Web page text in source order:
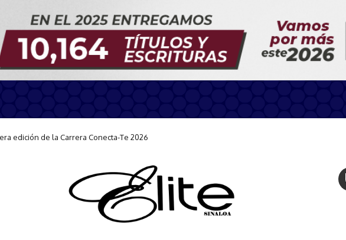
durante la llegada del Carnival Panorama